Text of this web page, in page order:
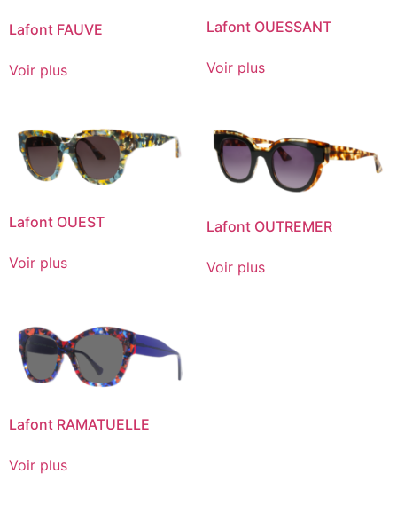
Lafont FAUVE
Voir plus
Lafont OUESSANT
Voir plus
Lafont OUEST
Voir plus
Lafont OUTREMER
Voir plus
Lafont RAMATUELLE
Voir plus